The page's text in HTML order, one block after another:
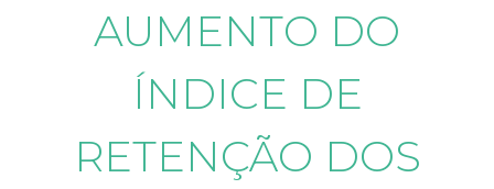
AUMENTO DO
ÍNDICE DE
RETENÇÃO DOS